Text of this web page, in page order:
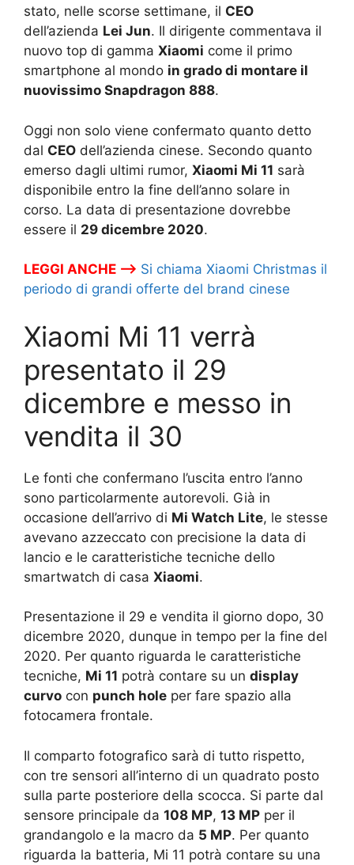
stato, nelle scorse settimane, il CEO
dell’azienda Lei Jun. Il dirigente commentava il
nuovo top di gamma Xiaomi come il primo
smartphone al mondo in grado di montare il
nuovissimo Snapdragon 888.
Oggi non solo viene confermato quanto detto
dal CEO dell’azienda cinese. Secondo quanto
emerso dagli ultimi rumor, Xiaomi Mi 11 sarà
disponibile entro la fine dell’anno solare in
corso. La data di presentazione dovrebbe
essere il 29 dicembre 2020.
LEGGI ANCHE –> Si chiama Xiaomi Christmas il
periodo di grandi offerte del brand cinese
Xiaomi Mi 11 verrà
presentato il 29
dicembre e messo in
vendita il 30
Le fonti che confermano l’uscita entro l’anno
sono particolarmente autorevoli. Già in
occasione dell’arrivo di Mi Watch Lite, le stesse
avevano azzeccato con precisione la data di
lancio e le caratteristiche tecniche dello
smartwatch di casa Xiaomi.
Presentazione il 29 e vendita il giorno dopo, 30
dicembre 2020, dunque in tempo per la fine del
2020. Per quanto riguarda le caratteristiche
tecniche, Mi 11 potrà contare su un display
curvo con punch hole per fare spazio alla
fotocamera frontale.
Il comparto fotografico sarà di tutto rispetto,
con tre sensori all’interno di un quadrato posto
sulla parte posteriore della scocca. Si parte dal
sensore principale da 108 MP, 13 MP per il
grandangolo e la macro da 5 MP. Per quanto
riguarda la batteria, Mi 11 potrà contare su una